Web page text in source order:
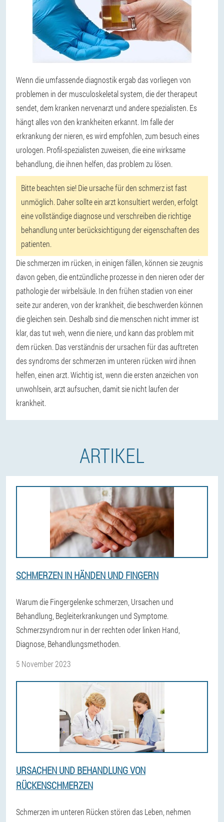
Wenn die umfassende diagnostik ergab das vorliegen von
problemen in der musculoskeletal system, die der therapeut
sendet, dem kranken nervenarzt und andere spezialisten. Es
hängt alles von den krankheiten erkannt. Im falle der
erkrankung der nieren, es wird empfohlen, zum besuch eines
urologen. Profil-spezialisten zuweisen, die eine wirksame
behandlung, die ihnen helfen, das problem zu lösen.
Bitte beachten sie! Die ursache für den schmerz ist fast
unmöglich. Daher sollte ein arzt konsultiert werden, erfolgt
eine vollständige diagnose und verschreiben die richtige
behandlung unter berücksichtigung der eigenschaften des
patienten.
Die schmerzen im rücken, in einigen fällen, können sie zeugnis
davon geben, die entzündliche prozesse in den nieren oder der
pathologie der wirbelsäule. In den frühen stadien von einer
seite zur anderen, von der krankheit, die beschwerden können
die gleichen sein. Deshalb sind die menschen nicht immer ist
klar, das tut weh, wenn die niere, und kann das problem mit
dem rücken. Das verständnis der ursachen für das auftreten
des syndroms der schmerzen im unteren rücken wird ihnen
helfen, einen arzt. Wichtig ist, wenn die ersten anzeichen von
unwohlsein, arzt aufsuchen, damit sie nicht laufen der
krankheit.
ARTIKEL
SCHMERZEN IN HÄNDEN UND FINGERN
Warum die Fingergelenke schmerzen, Ursachen und
Behandlung, Begleiterkrankungen und Symptome.
Schmerzsyndrom nur in der rechten oder linken Hand,
Diagnose, Behandlungsmethoden.
5 November 2023
URSACHEN UND BEHANDLUNG VON
RÜCKENSCHMERZEN
Schmerzen im unteren Rücken stören das Leben, nehmen